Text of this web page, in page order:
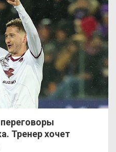
Тренер хочет